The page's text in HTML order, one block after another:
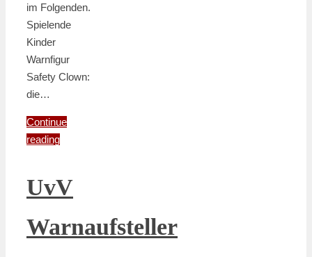
im Folgenden.
Spielende
Kinder
Warnfigur
Safety Clown:
die…
Continue
reading
UvV
Warnaufsteller